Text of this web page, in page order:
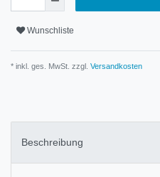
Wunschliste
* inkl. ges. MwSt. zzgl. Versandkosten
Beschreibung